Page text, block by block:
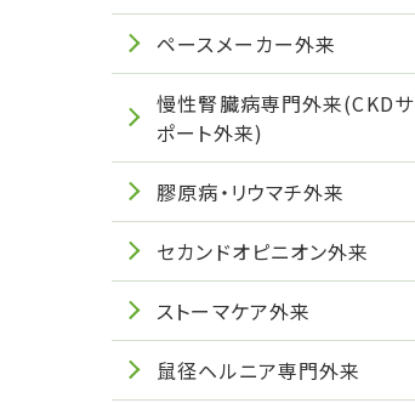
ペースメーカー外来
慢性腎臓病専門外来(CKDサ
ポート外来)
膠原病・リウマチ外来
セカンドオピニオン外来
ストーマケア外来
鼠径ヘルニア専門外来